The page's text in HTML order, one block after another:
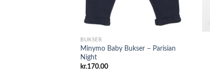
BUKSER
Minymo Baby Bukser – Parisian
Night
kr.170.00